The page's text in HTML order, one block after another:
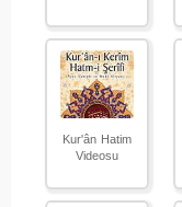
Kur'ân Hatim
Videosu